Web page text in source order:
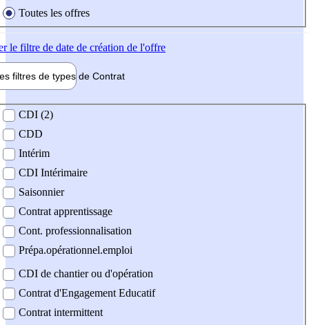
Toutes les offres
le filtre de date de création de l'offre
filtres de types de Contrat
contrat
CDI (2)
CDD
Intérim
CDI Intérimaire
Saisonnier
Contrat apprentissage
Cont. professionnalisation
Prépa.opérationnel.emploi
CDI de chantier ou d'opération
Contrat d'Engagement Educatif
Contrat intermittent